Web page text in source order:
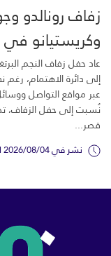
زفاف رونالدو
وكريستيانو في
عاد حفل زفاف النجم
إلى دائرة الاهتمام،
عبر مواقع التواصل
نُسبت إلى حفل
قصر...
نشر في 2026/08/04 الساعة 10:45 م